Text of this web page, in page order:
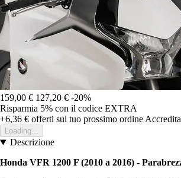
159,00 € 127,20 € -20%
Risparmia 5% con il codice EXTRA
+6,36 € offerti sul tuo prossimo ordine
Loading...
Descrizione
Honda VFR 1200 F (2010 a 2016) -